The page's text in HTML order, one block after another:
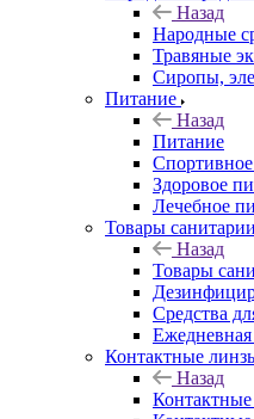
Назад
Народные
Травяные
Сиропы,
Питание
Назад
Питание
Здоровое
Лечебное
Товары
Назад
Товары
Средства
Ежедневная
Контактные
Назад
Контактные